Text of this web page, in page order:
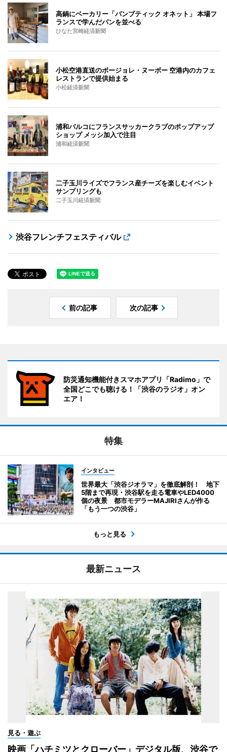
高鍋にベーカリー「パンブティック オネット」 本場フ
ランスで学んだパンを並べる
ひなた宮崎経済新聞
小松空港直送のボージョレ・ヌーボー 空港内のカフェ
レストランで提供始まる
小松経済新聞
浦和パルコにフランスサッカークラブのポップアップ
ショップ メッシ加入で注目
浦和経済新聞
二子玉川ライズでフランス産チーズを楽しむイベント
サンプリングも
二子玉川経済新聞
渋谷フレンチフェスティバル
前の記事 次の記事
防災通知機能付きスマホアプリ「Radimo」で
全国どこでも聴ける！「渋谷のラジオ」オン
エア！
特集
インタビュー
世界最大「渋谷ジオラマ」を徹底解剖！ 地下
5階まで再現・渋谷駅を走る電車やLED4000
個の夜景 都市モデラーMAJIRIさんが作る
「もう一つの渋谷」
もっと見る
最新ニュース
見る・遊ぶ
映画「ハチミツとクローバー」デジタル版、渋谷で